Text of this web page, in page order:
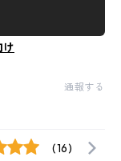
け
通報する
(16)